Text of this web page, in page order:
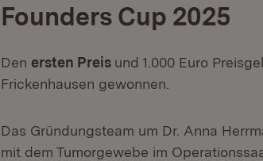
Founders Cup 2025
Den ersten Preis und 1.000 Euro
Frickenhausen gewonnen.
Das Gründungsteam um Dr. Anna
mit dem Tumorgewebe im